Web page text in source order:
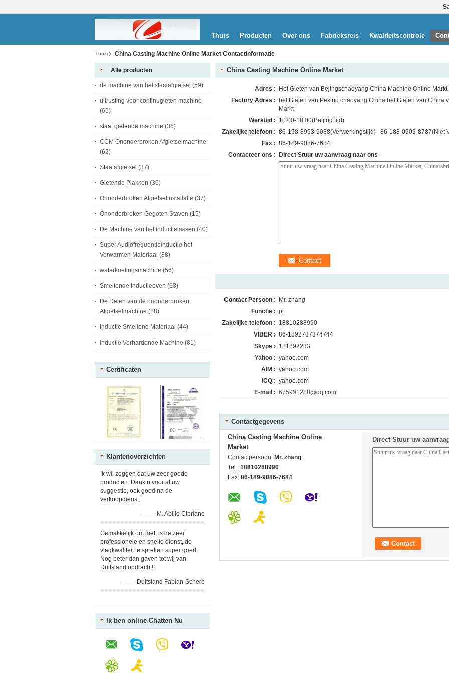
Thuis Producten Over ons Fabrieksreis Kwaliteitscontrole
Thuis China Casting Machine Online Market Contactinformatie
Alle producten
de machine van het staalafgietsel (59)
uitrusting voor continugieten machine
(65)
staaf gietende machine (36)
CCM Ononderbroken Afgietselmachine
(62)
Staafafgietsel (37)
Gietende Plakken (36)
Ononderbroken Afgietselinstallatie (37)
Ononderbroken Gegoten Staven (15)
De Machine van het inductielassen (40)
Super Audiofrequentieinductie het
Verwarmen Materiaal (88)
waterkoelingsmachine (56)
Smeltende Inductieoven (68)
De Delen van de ononderbroken
Afgietselmachine (28)
Inductie Smeltend Materiaal (44)
Inductie Verhardende Machine (81)
Certificaten
Klantenoverzichten
Ik wil zeggen dat uw zeer goede
producten. Dank u voor al uw
suggestie, ook goed na de
verkoopdienst.
—— M. Abílio Cipriano
Gemakkelijk om met, is de zeer
professionele en snelle dienst, de
vlagkwaliteit te spreken super goed.
Nog beter dan gaven tot wij van
Duitsland opdracht!!
—— Duitsland Fabian-Scherb
Ik ben online Chatten Nu
China Casting Machine Online Market
Adres :
Het Gieten van Bejingschaoyang China Machine Online Markt
Factory Adres :
het Gieten van Peking chaoyang China het Gieten van China
Markt
Werktijd : 10:00-18:00(Beijing tijd)
Zakelijke telefoon : 86-198-8993-9038(Verwerkingstijd) 86-188-0909-8787(Niet
Fax : 86-189-9086-7684
Contacteer ons :
Direct Stuur uw aanvraag naar ons
Contact Persoon :
Mr. zhang
Functie : pl
Zakelijke telefoon : 18810288990
VIBER : 86-1892737374744
Skype : 181892233
Yahoo : yahoo.com
AIM : yahoo.com
ICQ : yahoo.com
E-mail : 675991288@qq.com
Contactgegevens
China Casting Machine Online
Market
Contactpersoon: Mr. zhang
Tel.: 18810288990
Fax: 86-189-9086-7684
Direct Stuur uw